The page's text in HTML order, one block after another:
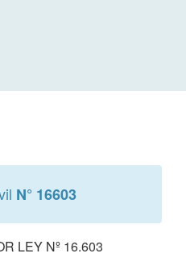
N° 16603
LEY Nº 16.603